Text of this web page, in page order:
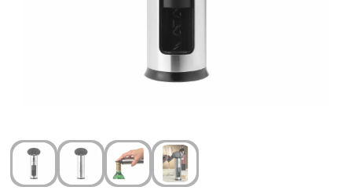
Sinterklaas artikelen
Wijn, bier en proeverij
Zomerpakketten